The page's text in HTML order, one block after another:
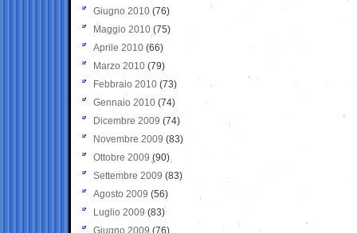
Giugno 2010 (76)
Maggio 2010 (75)
Aprile 2010 (66)
Marzo 2010 (79)
Febbraio 2010 (73)
Gennaio 2010 (74)
Dicembre 2009 (74)
Novembre 2009 (83)
Ottobre 2009 (90)
Settembre 2009 (83)
Agosto 2009 (56)
Luglio 2009 (83)
Giugno 2009 (76)